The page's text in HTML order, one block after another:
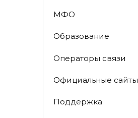
МФО
Образование
Операторы связи
Официальные сайты
Поддержка